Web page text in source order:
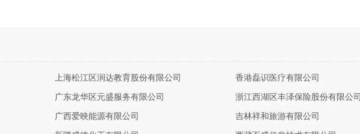
上海松江区润达教育股份有限公司 香港磊识医疗有限公司
广东龙华区元盛服务有限公司 浙江西湖区丰泽保险股份有限公司
广西爱映能源有限公司 吉林祥和旅游有限公司